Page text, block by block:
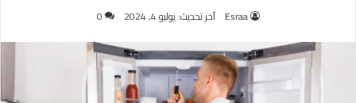
Esraa آخر تحديث: يوليو 4, 2024 0